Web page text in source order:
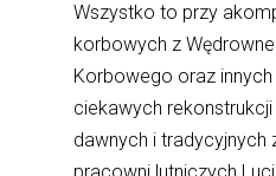
Wszystko to przy
korbowych z
Korbowego oraz
ciekawych
dawnych i tradycyjnych